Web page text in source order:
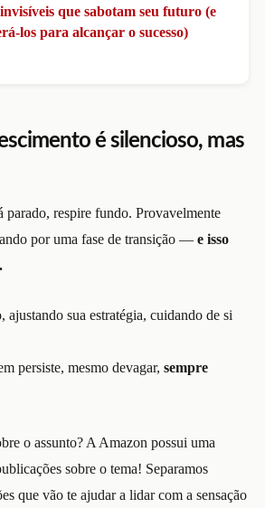
que sabotam seu futuro (e
los para alcançar o sucesso)
é silencioso, mas
parado, respire fundo. Provavelmente
por uma fase de transição — e isso
ajustando sua estratégia, cuidando de si
persiste, mesmo devagar, sempre
o assunto? A Amazon possui uma
sobre o tema! Separamos
que vão te ajudar a lidar com a sensação